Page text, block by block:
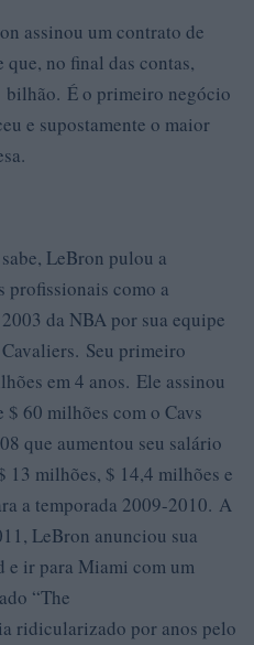
assinou um contrato de
no final das contas,
bilhão. É o primeiro negócio
e supostamente o maior
LeBron pulou a
profissionais como a
da NBA por sua equipe
Seu primeiro
em 4 anos. Ele assinou
$ 60 milhões com o Cavs
que aumentou seu salário
13 milhões, $ 14,4 milhões e
a temporada 2009-2010. A
LeBron anunciou sua
e ir para Miami com um
“The
ridicularizado por anos pelo